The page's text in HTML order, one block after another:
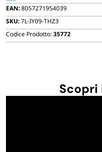
EAN:8057271954039
SKU:7L-IY09-THZ3
Codice Prodotto:35772